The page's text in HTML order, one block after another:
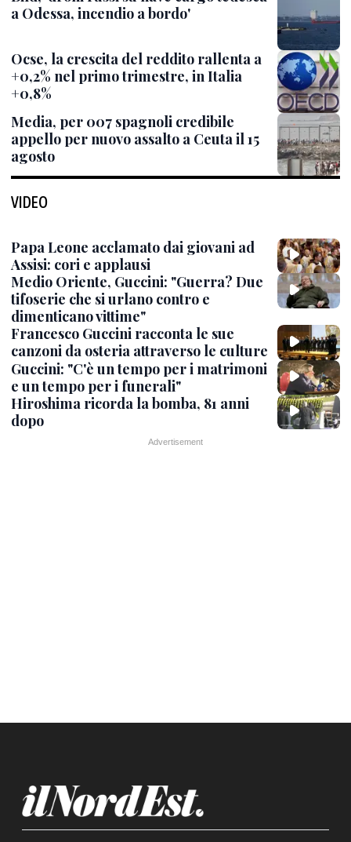
a Odessa, incendio a bordo'
Ocse, la crescita del reddito rallenta a
+0,2% nel primo trimestre, in Italia
+0,8%
Media, per 007 spagnoli credibile
appello per nuovo assalto a Ceuta il 15
agosto
VIDEO
Papa Leone acclamato dai giovani ad
Assisi: cori e applausi
Medio Oriente, Guccini: "Guerra? Due
tifoserie che si urlano contro e
dimenticano vittime"
Francesco Guccini racconta le sue
canzoni da osteria attraverso le culture
Guccini: "C'è un tempo per i matrimoni
e un tempo per i funerali"
Hiroshima ricorda la bomba, 81 anni
dopo